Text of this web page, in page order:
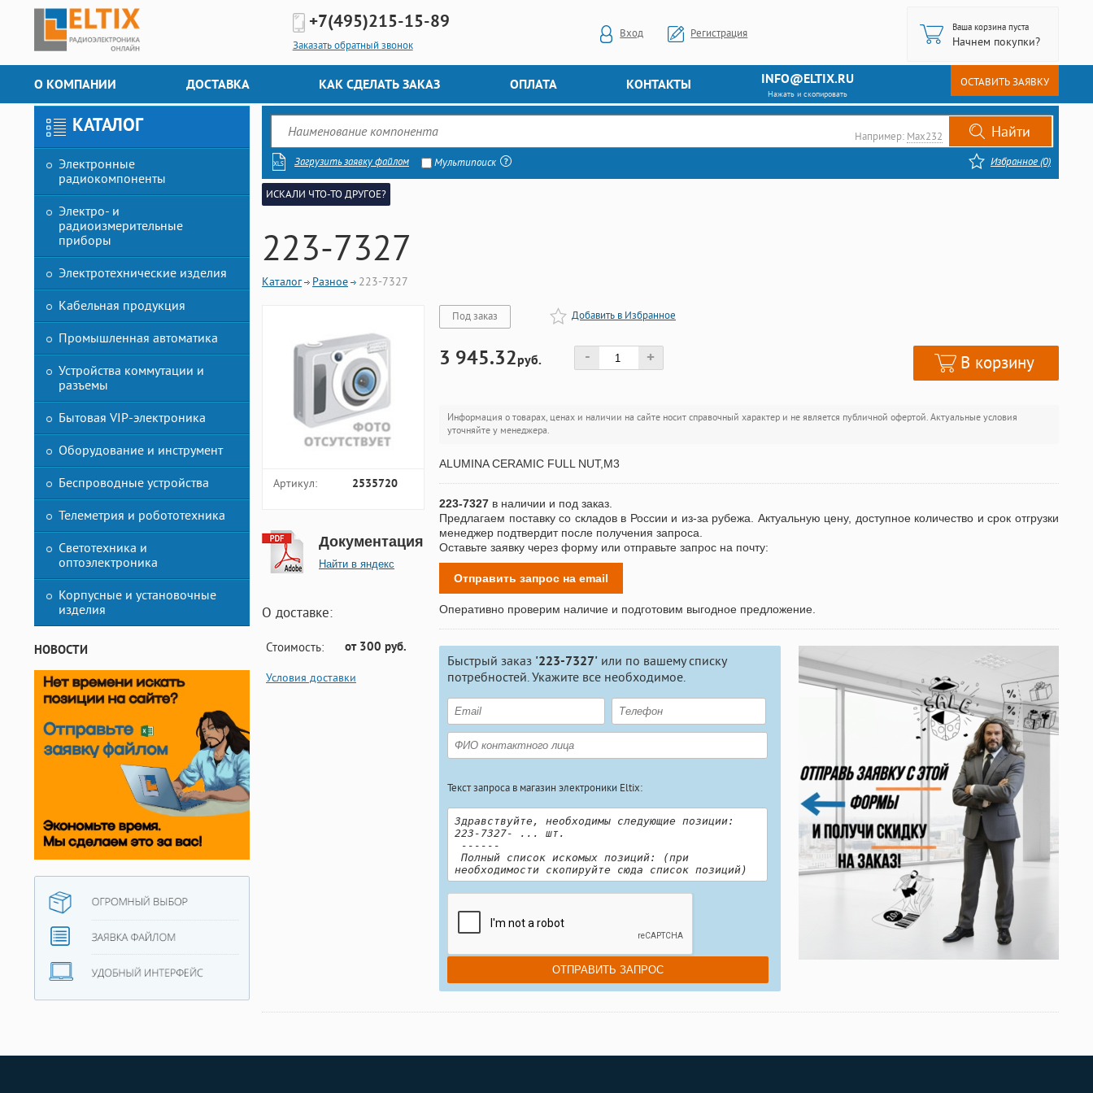
+7(495)215-15-89
Заказать обратный звонок
Вход Регистрация
Ваша корзина пуста
Начнем покупки?
О КОМПАНИИ ДОСТАВКА КАК СДЕЛАТЬ ЗАКАЗ ОПЛАТА КОНТАКТЫ INFO@ELTIX.RU
Нажать и скопировать
ОСТАВИТЬ ЗАЯВКУ
КАТАЛОГ
Электронные
радиокомпоненты
Электро- и
радиоизмерительные
приборы
Электротехнические изделия
Кабельная продукция
Промышленная автоматика
Устройства коммутации и
разъемы
Бытовая VIP-электроника
Оборудование и инструмент
Беспроводные устройства
Телеметрия и робототехника
Светотехника и
оптоэлектроника
Корпусные и установочные
изделия
НОВОСТИ
Например: Max232
Загрузить заявку файлом Мультипоиск Избранное (0)
ИСКАЛИ ЧТО-ТО ДРУГОЕ?
223-7327
Каталог Разное 223-7327
Под заказ Добавить в Избранное
3 945.32руб. - + В корзину
Информация о товарах, ценах и наличии на сайте носит справочный характер и не является публичной офертой. Актуальные условия
уточняйте у менеджера.
ALUMINA CERAMIC FULL NUT,M3
223-7327 в наличии и под заказ.
Предлагаем поставку со складов в России и из-за рубежа. Актуальную цену, доступное количество и срок отгрузки
менеджер подтвердит после получения запроса.
Оставьте заявку через форму или отправьте запрос на почту:
Отправить запрос на email
Оперативно проверим наличие и подготовим выгодное предложение.
Быстрый заказ '223-7327' или по вашему списку
потребностей. Укажите все необходимое.
Текст запроса в магазин электроники Eltix:
Артикул: 2535720
Документация
Найти в яндекс
О доставке:
Стоимость: от 300 руб.
Условия доставки